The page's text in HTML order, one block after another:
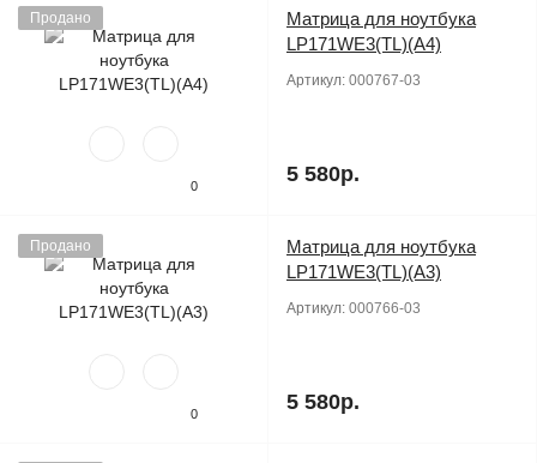
Продано
0
Матрица для ноутбука
LP171WE3(TL)(A4)
Артикул: 000767-03
5 580р.
Продано
0
Матрица для ноутбука
LP171WE3(TL)(A3)
Артикул: 000766-03
5 580р.